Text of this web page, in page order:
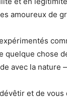
amoureux de
quelque chose
avec la nature
et de vous